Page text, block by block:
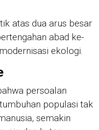
atas dua arus besar
abad ke-
ekologi.
persoalan
populasi tak
semakin